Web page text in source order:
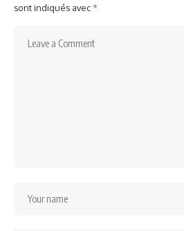
sont indiqués avec*